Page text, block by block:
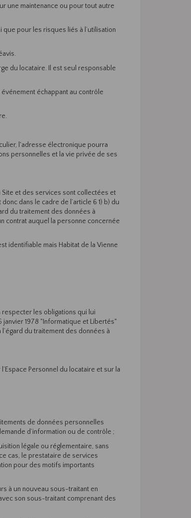
une maintenance ou pour tout autre
que pour les risques liés à l’utilisation
du locataire. Il est seul responsable
échappant au contrôle
l'adresse électronique pourra
personnelles et la vie privée de ses
Site et des services sont collectées et
dans le cadre de l’article 6 1) b) du
du traitement des données à
contrat auquel la personne concernée
identifiable mais Habitat de la Vienne
les obligations qui lui
1978 "Informatique et Libertés"
du traitement des données à
Personnel du locataire et sur la
de données personnelles
d’information ou de contrôle ;
légale ou réglementaire, sans
cas, le prestataire de services
pour des motifs importants
à un nouveau sous-traitant en
son sous-traitant comprenant des